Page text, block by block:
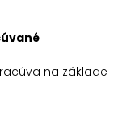
na základe